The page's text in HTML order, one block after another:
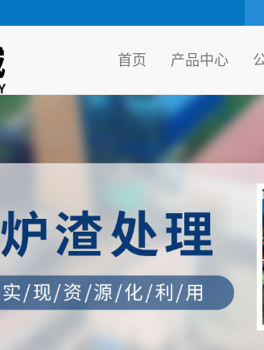
首页 产品中心